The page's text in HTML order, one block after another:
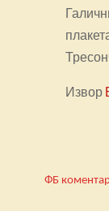
Извор
ФБ